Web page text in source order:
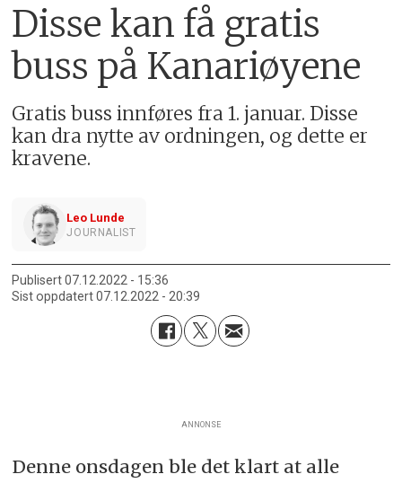
Disse kan få gratis
buss på Kanariøyene
Gratis buss innføres fra 1. januar. Disse
kan dra nytte av ordningen, og dette er
kravene.
Leo Lunde
JOURNALIST
Publisert
07.12.2022 - 15:36
Sist oppdatert
07.12.2022 - 20:39
ANNONSE
Denne onsdagen ble det klart at alle